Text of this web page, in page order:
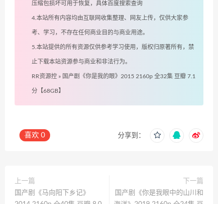
压缩包损坏可用于恢复，具体百度搜索查询
4.本站所有内容均由互联网收集整理、网友上传，仅供大家参
考、学习，不存在任何商业目的与商业用途。
5.本站提供的所有资源仅供参考学习使用，版权归原著所有，禁
止下载本站资源参与商业和非法行为。
RR资源控 » 国产剧《你是我的眼》2015 2160p 全32集 豆瓣 7.1
分【68GB】
喜欢 0 分享到：
上一篇
国产剧《马向阳下乡记》
下一篇
国产剧《你是我眼中的山川和